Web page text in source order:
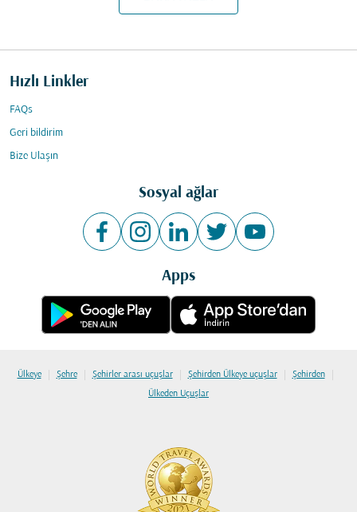
Hızlı Linkler
FAQs
Geri bildirim
Bize Ulaşın
Sosyal ağlar
Apps
Ülkeye | Şehre | Şehirler arası uçuşlar | Şehirden Ülkeye uçuşlar | Şehirden |
Ülkeden Uçuşlar